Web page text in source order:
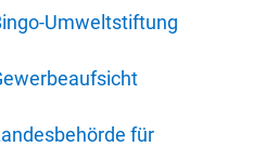
Umweltstiftung
für